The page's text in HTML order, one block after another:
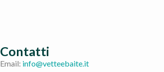
Contatti
Email: info@vetteebaite.it